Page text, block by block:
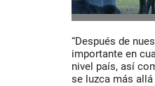
“Después de
importante en
nivel país, así
se luzca más